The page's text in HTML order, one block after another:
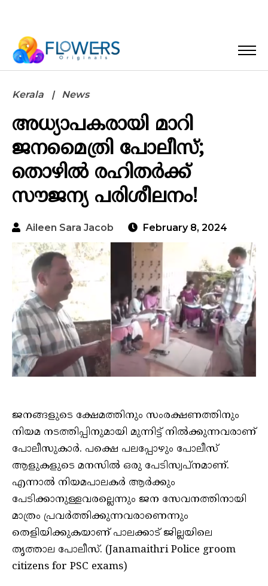
Kerala News
അധ്യാപകരായി മാറി
ജനമൈത്രി പോലീസ്;
തൊഴിൽ രഹിതർക്ക്
സൗജന്യ പരിശീലനം!
Aileen Sara Jacob February 8, 2024
ജനങ്ങളുടെ ക്ഷേമത്തിനും സംരക്ഷണത്തിനും
നിയമ നടത്തിപ്പിനുമായി മുന്നിട്ട് നിൽക്കുന്നവരാണ്
പോലീസുകാർ. പക്ഷെ പലപ്പോഴും പോലീസ്
ആളുകളുടെ മനസിൽ ഒരു പേടിസ്വപ്നമാണ്.
എന്നാൽ നിയമപാലകർ ആർക്കും
പേടിക്കാനുള്ളവരല്ലെന്നും ജന സേവനത്തിനായി
മാത്രം പ്രവർത്തിക്കുന്നവരാണെന്നും
തെളിയിക്കുകയാണ് പാലക്കാട് ജില്ലയിലെ
തൃത്താല പോലീസ്. (Janamaithri Police groom
citizens for PSC exams)